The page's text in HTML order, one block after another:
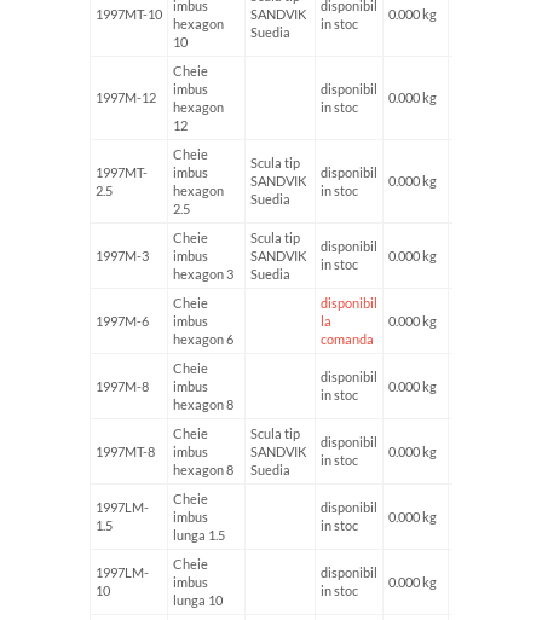
1997MT-10
imbus
hexagon
10
SANDVIK
Suedia
disponibil
in stoc
0.000 kg
1997M-12
Cheie
imbus
hexagon
12
disponibil
in stoc
0.000 kg
1997MT-
2.5
Cheie
imbus
hexagon
2.5
Scula tip
SANDVIK
Suedia
disponibil
in stoc
0.000 kg
1997M-3
Cheie
imbus
hexagon 3
Scula tip
SANDVIK
Suedia
disponibil
in stoc
0.000 kg
1997M-6
Cheie
imbus
hexagon 6
disponibil
la
comanda
0.000 kg
1997M-8
Cheie
imbus
hexagon 8
disponibil
in stoc
0.000 kg
1997MT-8
Cheie
imbus
hexagon 8
Scula tip
SANDVIK
Suedia
disponibil
in stoc
0.000 kg
1997LM-
1.5
Cheie
imbus
lunga 1.5
disponibil
in stoc
0.000 kg
1997LM-
10
Cheie
imbus
lunga 10
disponibil
in stoc
0.000 kg